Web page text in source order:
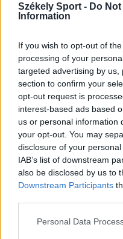
Székely Sport - Do
Information
If you wish to opt-out of
processing of your
targeted advertising by
section to confirm your
opt-out request is
interest-based ads based
us or personal information
your opt-out. You may
disclosure of your
IAB’s list of downstream
also be disclosed by us to
Downstream Participants
Personal Data
KRÓNIKA
a romániai
fenyegetés miatt
Büntetőfeljelentést
romániai jogi
Feszt fesztiválra
kiváltó fenyegetés